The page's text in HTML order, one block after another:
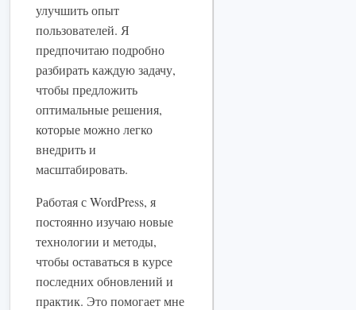
улучшить опыт
пользователей. Я
предпочитаю подробно
разбирать каждую задачу,
чтобы предложить
оптимальные решения,
которые можно легко
внедрить и
масштабировать.
Работая с WordPress, я
постоянно изучаю новые
технологии и методы,
чтобы оставаться в курсе
последних обновлений и
практик. Это помогает мне